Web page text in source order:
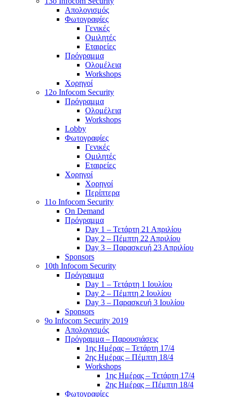
Απολογισμός
Φωτογραφίες
Γενικές
Ομιλητές
Εταιρείες
Πρόγραμμα
Ολομέλεια
Workshops
Χορηγοί
12o Infocom Security
Πρόγραμμα
Ολομέλεια
Workshops
Lobby
Φωτογραφίες
Γενικές
Ομιλητές
Εταιρείες
Χορηγοί
Χορηγοί
Περίπτερα
11o Infocom Security
On Demand
Πρόγραμμα
Day 1 – Τετάρτη 21 Απριλίου
Day 2 – Πέμπτη 22 Απριλίου
Day 3 – Παρασκευή 23 Απριλίου
Sponsors
10th Infocom Security
Πρόγραμμα
Day 1 – Τετάρτη 1 Ιουλίου
Day 2 – Πέμπτη 2 Ιουλίου
Day 3 – Παρασκευή 3 Ιουλίου
Sponsors
9ο Infocom Security 2019
Απολογισμός
Πρόγραμμα – Παρουσιάσεις
1ης Ημέρας – Τετάρτη 17/4
2ης Ημέρας – Πέμπτη 18/4
Workshops
1ης Ημέρας – Τετάρτη 17/4
2ης Ημέρας – Πέμπτη 18/4
Φωτογραφίες